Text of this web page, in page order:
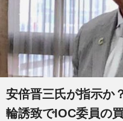
安倍晋三氏が指示か
輪誘致でIOC委員の